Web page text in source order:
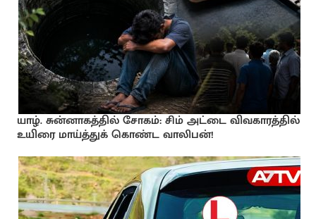
யாழ். சுன்னாகத்தில் சோகம்: சிம் அட்டை விவகாரத்தில்
உயிரை மாய்த்துக் கொண்ட வாலிபன்!